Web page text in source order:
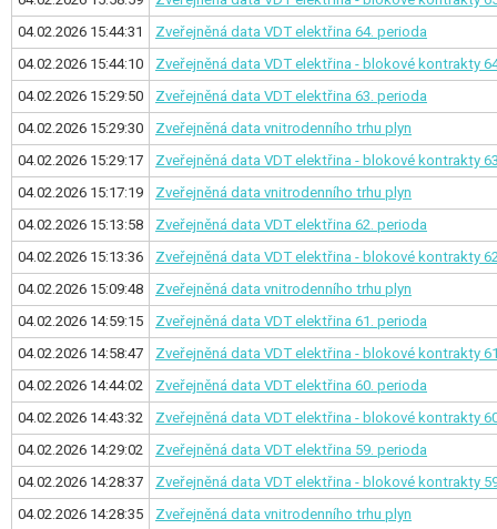
04.02.2026 15:44:31
Zveřejněná data VDT elektřina 64. perioda
04.02.2026 15:44:10
Zveřejněná data VDT elektřina - blokové kontrakty
04.02.2026 15:29:50
Zveřejněná data VDT elektřina 63. perioda
04.02.2026 15:29:30
Zveřejněná data vnitrodenního trhu plyn
04.02.2026 15:29:17
Zveřejněná data VDT elektřina - blokové kontrakty
04.02.2026 15:17:19
Zveřejněná data vnitrodenního trhu plyn
04.02.2026 15:13:58
Zveřejněná data VDT elektřina 62. perioda
04.02.2026 15:13:36
Zveřejněná data VDT elektřina - blokové kontrakty
04.02.2026 15:09:48
Zveřejněná data vnitrodenního trhu plyn
04.02.2026 14:59:15
Zveřejněná data VDT elektřina 61. perioda
04.02.2026 14:58:47
Zveřejněná data VDT elektřina - blokové kontrakty
04.02.2026 14:44:02
Zveřejněná data VDT elektřina 60. perioda
04.02.2026 14:43:32
Zveřejněná data VDT elektřina - blokové kontrakty
04.02.2026 14:29:02
Zveřejněná data VDT elektřina 59. perioda
04.02.2026 14:28:37
Zveřejněná data VDT elektřina - blokové kontrakty
04.02.2026 14:28:35
Zveřejněná data vnitrodenního trhu plyn